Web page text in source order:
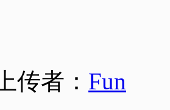
上传者： Fun